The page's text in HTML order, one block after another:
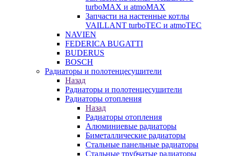
turboMAX и atmoMAX
Запчасти на настенные котлы
VAILLANT turboTEC и atmoTEC
NAVIEN
FEDERICA BUGATTI
BUDERUS
BOSCH
Радиаторы и полотенцесушители
Назад
Радиаторы и полотенцесушители
Радиаторы отопления
Назад
Радиаторы отопления
Алюминиевые радиаторы
Биметаллические радиаторы
Стальные панельные радиаторы
Стальные трубчатые радиаторы